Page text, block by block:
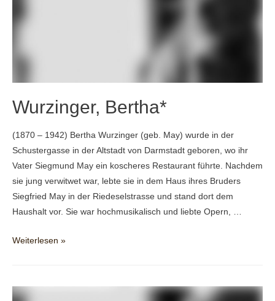
Wurzinger, Bertha*
(1870 – 1942) Bertha Wurzinger (geb. May) wurde in der
Schustergasse in der Altstadt von Darmstadt geboren, wo ihr
Vater Siegmund May ein koscheres Restaurant führte. Nachdem
sie jung verwitwet war, lebte sie in dem Haus ihres Bruders
Siegfried May in der Riedeselstrasse und stand dort dem
Haushalt vor. Sie war hochmusikalisch und liebte Opern, …
Wurzinger,
Weiterlesen »